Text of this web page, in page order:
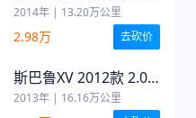
舒适版
2014年 | 13.20万公里
2.98万 去砍价
斯巴鲁XV 2012款 2.0i
舒适版
2013年 | 16.16万公里